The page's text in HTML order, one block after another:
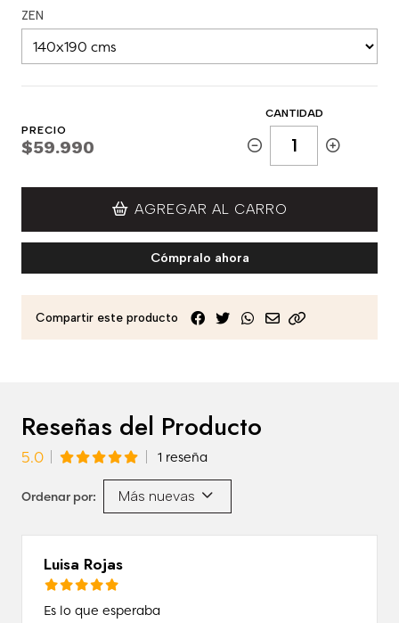
ZEN
PRECIO
$59.990
CANTIDAD
AGREGAR AL CARRO
Cómpralo ahora
Compartir este producto
Reseñas del Producto
5.0 1 reseña
Ordenar por: Más nuevas
Luisa Rojas
Es lo que esperaba